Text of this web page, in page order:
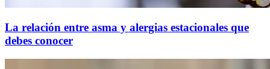
La relación entre asma y alergias estacionales que
debes conocer